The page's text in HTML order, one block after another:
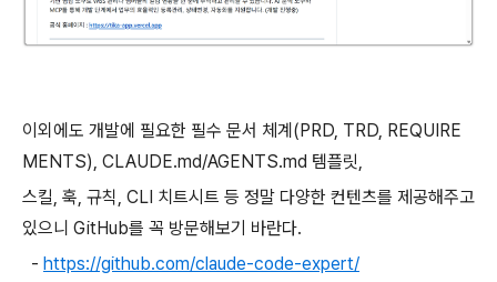
이외에도 개발에 필요한 필수 문서 체계(PRD, TRD, REQUIRE
MENTS), CLAUDE.md/AGENTS.md 템플릿,
스킬, 훅, 규칙, CLI 치트시트 등 정말 다양한 컨텐츠를 제공해주고
있으니 GitHub를 꼭 방문해보기 바란다.
- https://github.com/claude-code-expert/